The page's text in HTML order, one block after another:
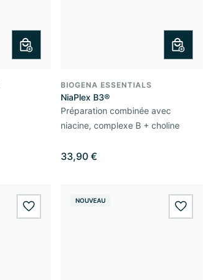
BIOGENA ESSENTIALS
NiaPlex B3®
Préparation combinée avec
niacine, complexe B + choline
33,90 €
wishlist.add
NOUVEAU